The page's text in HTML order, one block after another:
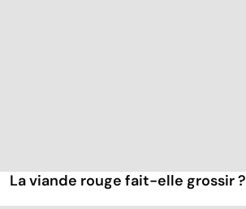
La viande rouge fait-elle grossir ?